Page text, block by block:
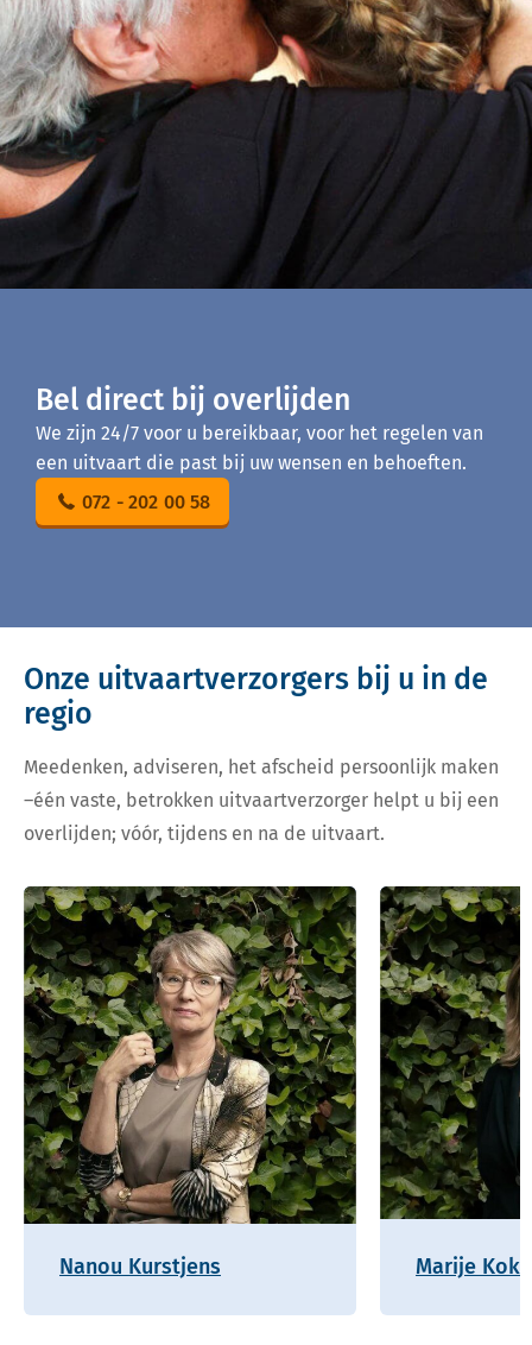
Bel direct bij overlijden
We zijn 24/7 voor u bereikbaar, voor het regelen van
een uitvaart die past bij uw wensen en behoeften.
072 - 202 00 58
Onze uitvaartverzorgers bij u in de
regio
Meedenken, adviseren, het afscheid persoonlijk maken
–één vaste, betrokken uitvaartverzorger helpt u bij een
overlijden; vóór, tijdens en na de uitvaart.
Nanou Kurstjens Marije Kok